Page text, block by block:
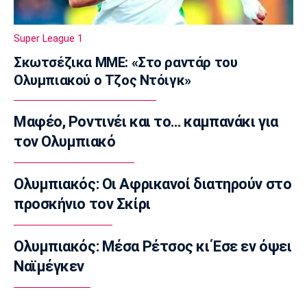
Επικαιρότητα
Μηχανή της ΔΙΑΣ συγκρούστηκε με ΙΧ - Δύο
αστυνομικοί τραυματίες
07:35
Αυτοκίνητο
Οι τιμές του Renault Clio
07:20
Επικαιρότητα
Καιρός: Υψηλές θερμοκρασίες σε όλη τη
07:05
Γ Εθνική
Επανεκκίνηση στην Ηλιούπολη
23:57
Champions League
Μαφέο, Ροντινέι και το… καμπανάκι για τον
Super League 1
Σκωτσέζικα ΜΜΕ: «Στο ραντάρ του
Ολυμπιακού ο Τζος Ντόιγκ»
Μαφέο, Ροντινέι και το… καμπανάκι για
τον Ολυμπιακό
Ολυμπιακός: Οι Αφρικανοί διατηρούν στο
προσκήνιο τον Σκίρι
Ολυμπιακός: Μέσα Ρέτσος κι Έσε εν όψει
Ναϊμέγκεν